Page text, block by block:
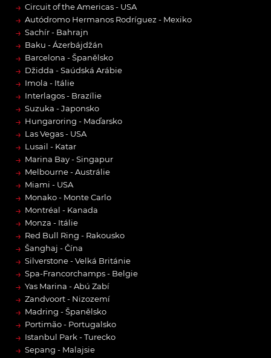
→ Circuit of the Americas - USA
→ Autódromo Hermanos Rodríguez - Mexiko
→ Sachír - Bahrajn
→ Baku - Ázerbájdžán
→ Barcelona - Španělsko
→ Džidda - Saúdská Arábie
→ Imola - Itálie
→ Interlagos - Brazílie
→ Suzuka - Japonsko
→ Hungaroring - Maďarsko
→ Las Vegas - USA
→ Lusail - Katar
→ Marina Bay - Singapur
→ Melbourne - Austrálie
→ Miami - USA
→ Monako - Monte Carlo
→ Montréal - Kanada
→ Monza - Itálie
→ Red Bull Ring - Rakousko
→ Šanghaj - Čína
→ Silverstone - Velká Británie
→ Spa-Francorchamps - Belgie
→ Yas Marina - Abú Zabí
→ Zandvoort - Nizozemí
→ Madring - Španělsko
→ Portimão - Portugalsko
→ Istanbul Park - Turecko
→ Sepang - Malajsie